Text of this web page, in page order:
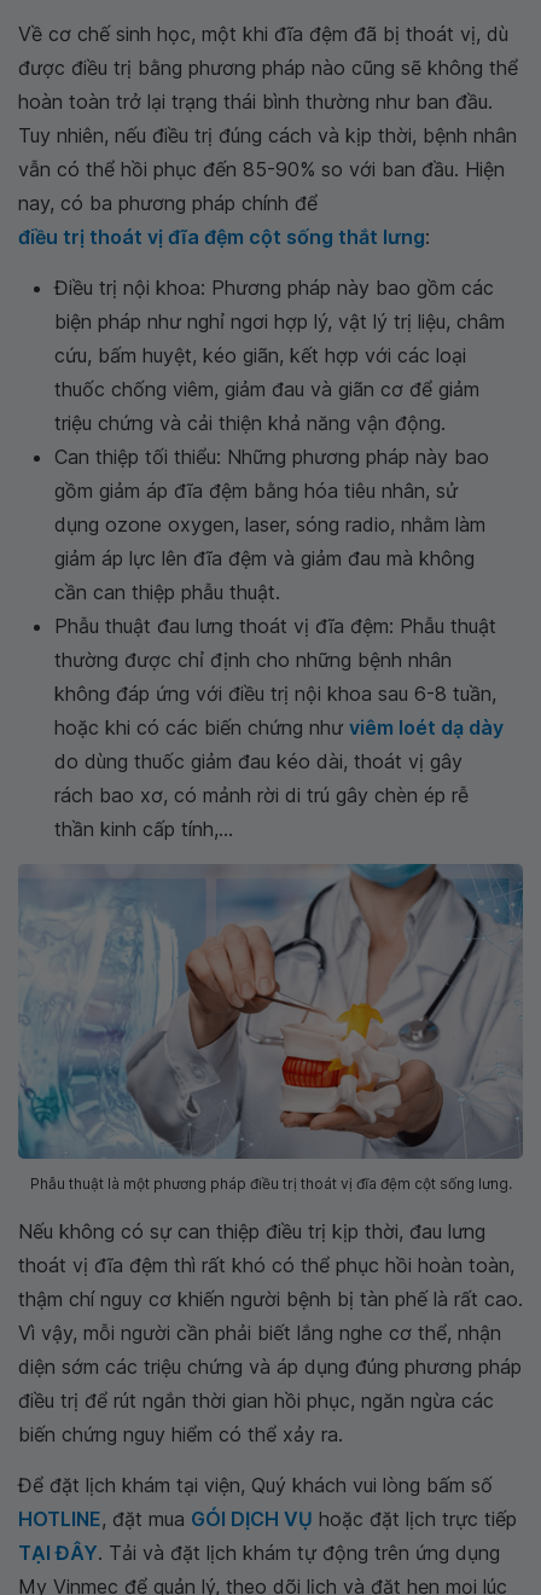
Về cơ chế sinh học, một khi đĩa đệm đã bị thoát vị, dù
được điều trị bằng phương pháp nào cũng sẽ không thể
hoàn toàn trở lại trạng thái bình thường như ban đầu.
Tuy nhiên, nếu điều trị đúng cách và kịp thời, bệnh nhân
vẫn có thể hồi phục đến 85-90% so với ban đầu. Hiện
nay, có ba phương pháp chính để
điều trị thoát vị đĩa đệm cột sống thắt lưng:
Điều trị nội khoa: Phương pháp này bao gồm các
biện pháp như nghỉ ngơi hợp lý, vật lý trị liệu, châm
cứu, bấm huyệt, kéo giãn, kết hợp với các loại
thuốc chống viêm, giảm đau và giãn cơ để giảm
triệu chứng và cải thiện khả năng vận động.
Can thiệp tối thiểu: Những phương pháp này bao
gồm giảm áp đĩa đệm bằng hóa tiêu nhân, sử
dụng ozone oxygen, laser, sóng radio, nhằm làm
giảm áp lực lên đĩa đệm và giảm đau mà không
cần can thiệp phẫu thuật.
Phẫu thuật đau lưng thoát vị đĩa đệm: Phẫu thuật
thường được chỉ định cho những bệnh nhân
không đáp ứng với điều trị nội khoa sau 6-8 tuần,
hoặc khi có các biến chứng như viêm loét dạ dày
do dùng thuốc giảm đau kéo dài, thoát vị gây
rách bao xơ, có mảnh rời di trú gây chèn ép rễ
thần kinh cấp tính,...
Phẫu thuật là một phương pháp điều trị thoát vị đĩa đệm cột sống lưng.
Nếu không có sự can thiệp điều trị kịp thời, đau lưng
thoát vị đĩa đệm thì rất khó có thể phục hồi hoàn toàn,
thậm chí nguy cơ khiến người bệnh bị tàn phế là rất cao.
Vì vậy, mỗi người cần phải biết lắng nghe cơ thể, nhận
diện sớm các triệu chứng và áp dụng đúng phương pháp
điều trị để rút ngắn thời gian hồi phục, ngăn ngừa các
biến chứng nguy hiểm có thể xảy ra.
Để đặt lịch khám tại viện, Quý khách vui lòng bấm số
HOTLINE, đặt mua GÓI DỊCH VỤ hoặc đặt lịch trực tiếp
TẠI ĐÂY. Tải và đặt lịch khám tự động trên ứng dụng
My Vinmec để quản lý, theo dõi lịch và đặt hẹn mọi lúc